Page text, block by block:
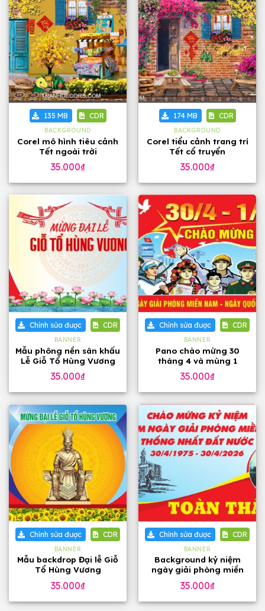
135 MB CDR
BACKGROUND
Corel mô hình tiêu cảnh
Tết ngoài trời
35.000₫
174 MB CDR
BACKGROUND
Corel tiểu cảnh trang trí
Tết cổ truyển
35.000₫
Chỉnh sửa được CDR
BANNER
Mẫu phông nền sân khấu
Lễ Giỗ Tổ Hùng Vương
10 tháng 3
35.000₫
Chỉnh sửa được CDR
BANNER
Pano chào mừng 30
tháng 4 và mùng 1
tháng 5
35.000₫
Chỉnh sửa được CDR
BANNER
Mẫu backdrop Đại lễ Giỗ
Tổ Hùng Vương
35.000₫
Chỉnh sửa được CDR
BANNER
Background kỷ niệm
ngày giải phòng miền
35.000₫